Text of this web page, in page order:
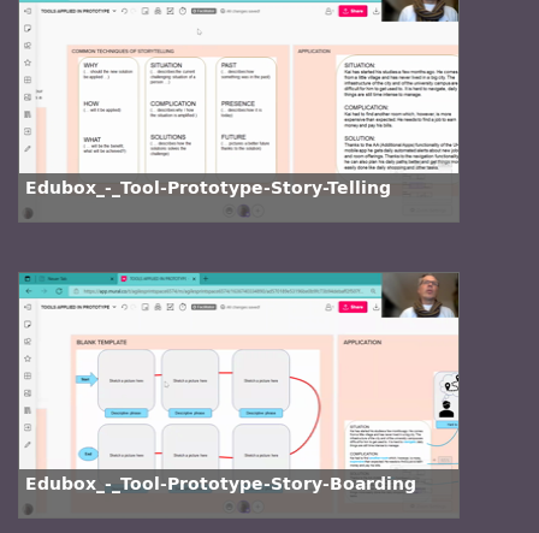
Edubox_-_Tool-Prototype-Story-Telling
Edubox_-_Tool-Prototype-Story-Boarding